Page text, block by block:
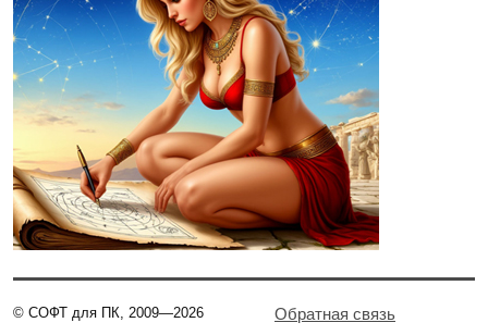
© СОФТ для ПК, 2009—2026 Обратная связь